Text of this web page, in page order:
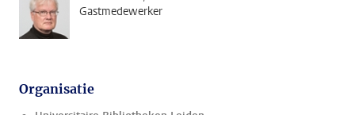
Gastmedewerker
Organisatie